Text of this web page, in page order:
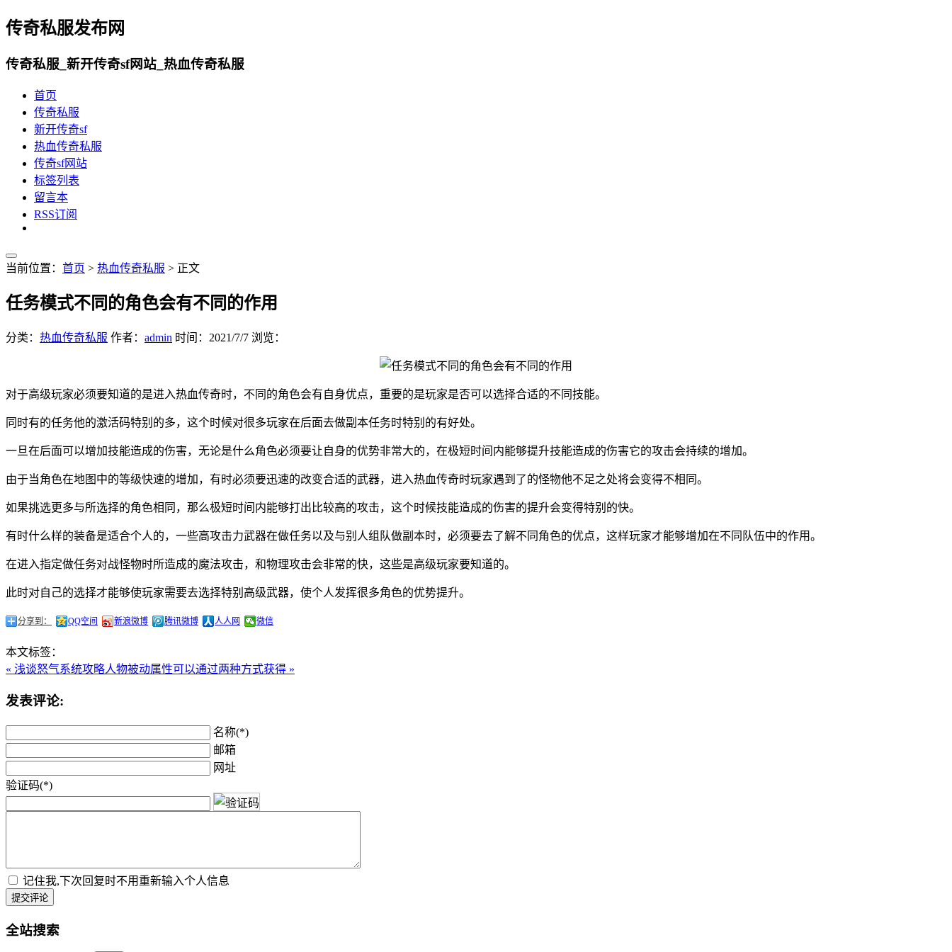
传奇私服发布网
传奇私服_新开传奇sf网站_热血传奇私服
首页
传奇私服
新开传奇sf
热血传奇私服
传奇sf网站
标签列表
留言本
RSS订阅
当前位置： 首页 > 热血传奇私服 > 正文
任务模式不同的角色会有不同的作用
分类： 热血传奇私服 作者： admin 时间： 2021/7/7 浏览：
对于高级玩家必须要知道的是进入热血传奇时，不同的角色会有自身优点，重要的是玩家是否可以选择合适的不同技能。
同时有的任务他的激活码特别的多，这个时候对很多玩家在后面去做副本任务时特别的有好处。
一旦在后面可以增加技能造成的伤害，无论是什么角色必须要让自身的优势非常大的，在极短时间内能够提升技能造成的伤害它的攻击会持续的增加。
由于当角色在地图中的等级快速的增加，有时必须要迅速的改变合适的武器，进入热血传奇时玩家遇到了的怪物他不足之处将会变得不相同。
如果挑选更多与所选择的角色相同，那么极短时间内能够打出比较高的攻击，这个时候技能造成的伤害的提升会变得特别的快。
有时什么样的装备是适合个人的，一些高攻击力武器在做任务以及与别人组队做副本时，必须要去了解不同角色的优点，这样玩家才能够增加在不同队伍中的作用。
在进入指定做任务对战怪物时所造成的魔法攻击，和物理攻击会非常的快，这些是高级玩家要知道的。
此时对自己的选择才能够使玩家需要去选择特别高级武器，使个人发挥很多角色的优势提升。
分享到： QQ空间 新浪微博 腾讯微博 人人网 微信
本文标签：
« 浅谈怒气系统攻略人物被动属性可以通过两种方式获得 »
发表评论:
名称(*)
邮箱
网址
验证码(*)
记住我,下次回复时不用重新输入个人信息
提交评论
全站搜索